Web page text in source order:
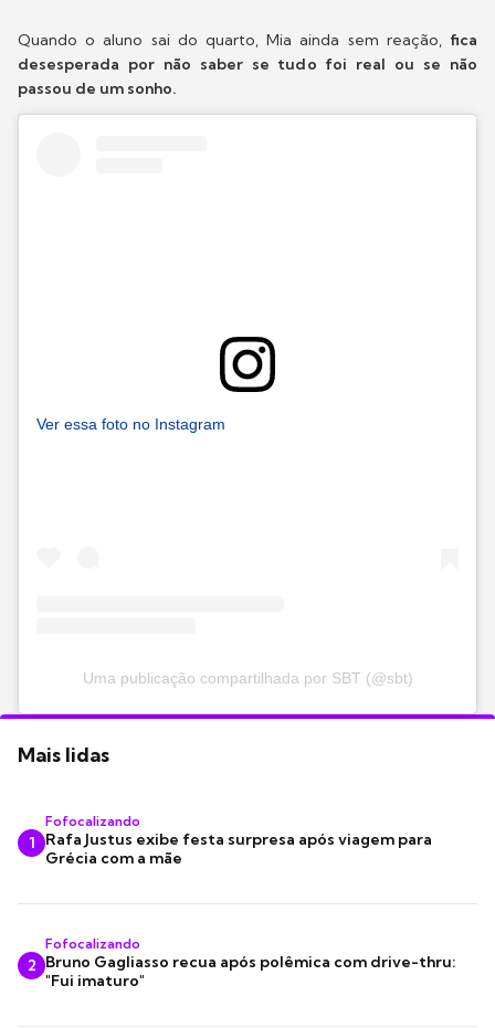
Quando o aluno sai do quarto, Mia ainda sem reação, fica
desesperada por não saber se tudo foi real ou se não
passou de um sonho.
Ver essa foto no Instagram
Uma publicação compartilhada por SBT (@sbt)
Mais lidas
1
Fofocalizando
Rafa Justus exibe festa surpresa após viagem para
Grécia com a mãe
2
Fofocalizando
Bruno Gagliasso recua após polêmica com drive-thru:
"Fui imaturo"